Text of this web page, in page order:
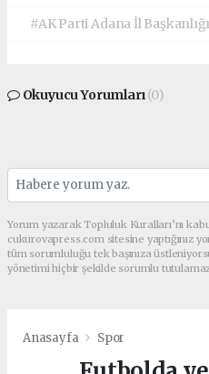
#AK Parti Adana İl Başkanlığı
Okuyucu Yorumları(0)
Yorum yazarak Topluluk Kuralları’nı
cukurovapress.com sitesine yaptığınız
tüm sorumluluğu tek başınıza
yönetimi hiçbir şekilde sorumlu
Anasayfa Spor